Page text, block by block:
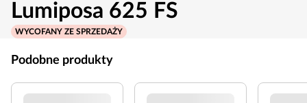
Lumiposa 625 FS
WYCOFANY ZE SPRZEDAŻY
Podobne produkty